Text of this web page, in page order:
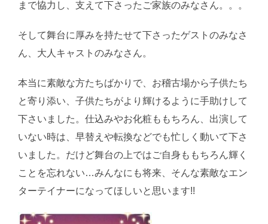
まで協力し、支えて下さったご家族のみなさん。。。
そして舞台に厚みを持たせて下さったゲストのみなさ
ん、大人キャストのみなさん。
本当に素敵な方たちばかりで、お稽古場から子供たち
と寄り添い、子供たちがより輝けるように手助けして
下さいました。仕込みやお化粧ももちろん、出演して
いない時は、早替えや転換などでも忙しく動いて下さ
いました。だけど舞台の上ではご自身ももちろん輝く
ことを忘れない…みんなにも将来、そんな素敵なエン
ターテイナーになってほしいと思います!!